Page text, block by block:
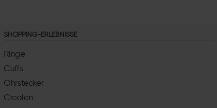
SHOPPING-ERLEBNISSE
Ringe
Cuffs
Ohrstecker
Creolen